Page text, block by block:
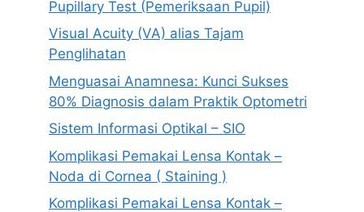
Pupillary Test (Pemeriksaan Pupil)
Visual Acuity (VA) alias Tajam
Penglihatan
Menguasai Anamnesa: Kunci Sukses
80% Diagnosis dalam Praktik Optometri
Sistem Informasi Optikal – SIO
Komplikasi Pemakai Lensa Kontak –
Noda di Cornea ( Staining )
Komplikasi Pemakai Lensa Kontak –